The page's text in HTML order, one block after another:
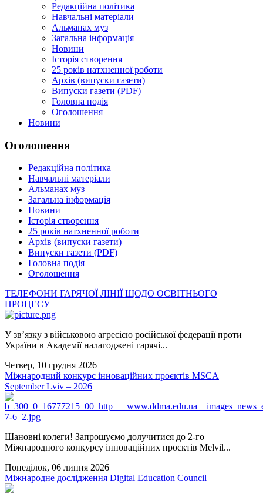
Редакційна політика
Навчальні матеріали
Альманах муз
Загальна інформація
Новини
Історія створення
25 років натхненної роботи
Архів (випуски газети)
Випуски газети (PDF)
Головна подія
Оголошення
Новини
Оголошення
Редакційна політика
Навчальні матеріали
Альманах муз
Загальна інформація
Новини
Історія створення
25 років натхненної роботи
Архів (випуски газети)
Випуски газети (PDF)
Головна подія
Оголошення
ТЕЛЕФОНИ ГАРЯЧОЇ ЛІНІЇ ЩОДО ОСВІТНЬОГО
ПРОЦЕСУ
У зв’язку з військовою агресією російської федерації проти
України в Академії налагоджені гарячі...
Четвер, 10 грудня 2026
Міжнародний конкурс інноваційних проєктів MSCA
September Lviv – 2026
Шановні колеги! Запрошуємо долучитися до 2-го
Міжнародного конкурсу інноваційних проєктів Melvil...
Понеділок, 06 липня 2026
Міжнародне дослідження Digital Education Council